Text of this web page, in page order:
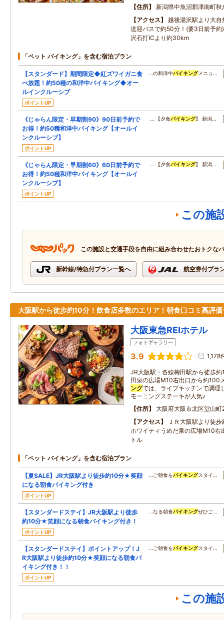
住所
新潟県中魚沼郡津南町
アクセス
越後湯沢駅より大
送迎バスで約50分！(要3日前予約
沢石打ICより約30km
「ペット バイキング」を含む宿泊プラン
【スタンダード】期間限定◆紅ズワイガニ食
べ放題！約50種の和洋中バイキング◆オー
ルインクルーシブ
ポイントUP
…の和洋中バイキングメニュ…
《じゃらん限定・早期割90》90日前予約で
お得！約50種和洋中バイキング【オールイ
ンクルーシブ】
ポイントUP
… 【夕食バイキング】 新潟…
《じゃらん限定・早期割60》60日前予約で
お得！約50種和洋中バイキング【オールイ
ンクルーシブ】
ポイントUP
… 【夕食バイキング】 新潟…
この施
この施設と交通手段を自由に組み合わせたおトクな
新幹線/特急付プラン一覧へ 航空券付プラ
大阪駅から徒歩約10分！飲食店多数のエリア！朝食口コミ高評
大阪東急REIホテル
フォトギャラリー
3.9 1,178
JR大阪駅・各線梅田駅から徒歩
田泉の広場M10右出口から約100
ングでは、ライブキッチンで調理
モーニングステーキが人気♪
住所
大阪府大阪市北区堂山町
アクセス
ＪＲ大阪駅より徒
ホワイティうめだ泉の広場M10右
トル
「ペット バイキング」を含む宿泊プラン
【夏SALE】JR大阪駅より徒歩約10分★笑顔
になる朝食バイキング付き
ポイントUP
…ご朝食をバイキングスタイ…
【スタンダードステイ】JR大阪駅より徒歩
約10分★笑顔になる朝食バイキング付き！
ポイントUP
…なる朝食バイキングぜひご…
【スタンダードステイ】ポイントアップ！J
R大阪駅より徒歩約10分★笑顔になる朝食バ
イキング付き！！
ポイントUP
…ご朝食をバイキングスタイ…
この施